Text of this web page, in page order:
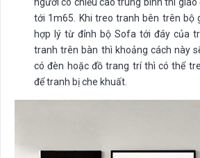
tới 1m65. Khi treo tranh bên trên bộ
hợp lý từ đỉnh bộ Sofa tới đáy của
tranh trên bàn thì khoảng cách này
có đèn hoặc đồ trang trí thì có thể
để tranh bị che khuất.